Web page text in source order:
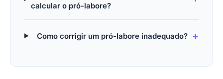
calcular o pró-labore?
Como corrigir um pró-labore inadequado?